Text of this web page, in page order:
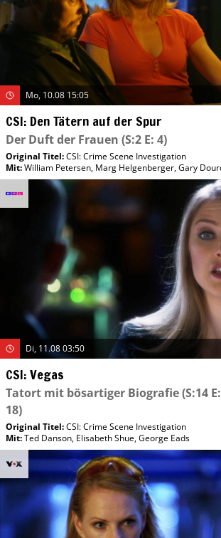
Mo, 10.08 15:05
CSI: Den Tätern auf der Spur
Der Duft der Frauen (S:2 E: 4)
Original Titel:CSI: Crime Scene Investigation
Mit:William Petersen, Marg Helgenberger,Gary
Di, 11.08 03:50
CSI: Vegas
Tatort mit bösartiger Biografie(S:14 E:
18)
Original Titel:CSI: Crime Scene Investigation
Mit:Ted Danson, Elisabeth Shue,George Eads